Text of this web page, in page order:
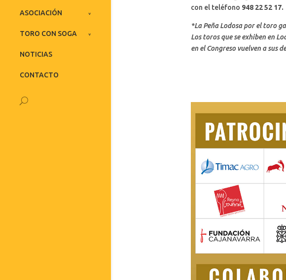
ASOCIACIÓN
TORO CON SOGA
NOTICIAS
CONTACTO
con el teléfono 948 22 52 17.
*La Peña Lodosa por el toro
Los toros que se exhiben en
en el Congreso vuelven a sus